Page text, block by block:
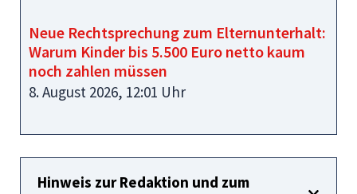
Neue Rechtsprechung zum Elternunterhalt:
Warum Kinder bis 5.500 Euro netto kaum
noch zahlen müssen
8. August 2026, 12:01 Uhr
Hinweis zur Redaktion und zum